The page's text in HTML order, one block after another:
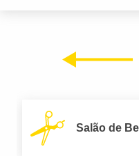
Salão de